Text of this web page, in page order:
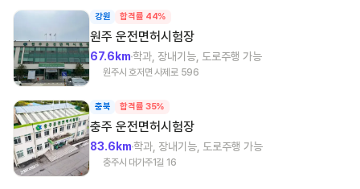
강원 합격률 44%
원주 운전면허시험장
67.6km학과, 장내기능, 도로주행 가능
원주시 호저면 사제로 596
충북 합격률 35%
충주 운전면허시험장
83.6km학과, 장내기능, 도로주행 가능
충주시 대가주1길 16